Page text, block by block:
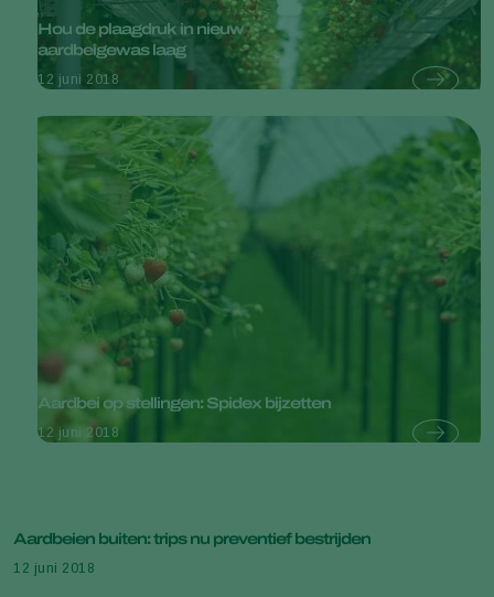
Hou de plaagdruk in nieuw
aardbeigewas laag
12 juni 2018
Aardbei op stellingen: Spidex bijzetten
12 juni 2018
Aardbeien buiten: trips nu preventief bestrijden
12 juni 2018